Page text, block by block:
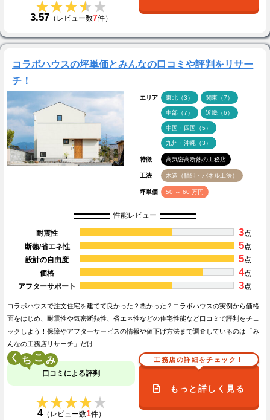
★★★★★
★★★★★
3.57 （レビュー数7件）
コラボハウスの坪単価とみんなの口コミや評判をリサー
チ！
エリア 東北（3） 関東（7）
中部（7） 近畿（6）
中国・四国（5）
九州・沖縄（3）
特徴 高気密高断熱の工務店
工法 木造（軸組・パネル工法）
坪単価 50 ～ 60 万円
性能レビュー
耐震性 3点
断熱/省エネ性
5点
設計の自由度
5点
価格
4点
アフターサポート
3点
コラボハウスで注文住宅を建てて良かった？悪かった？コラボハウスの実例から価格
面をはじめ、耐震性や気密断熱性、省エネ性などの住宅性能など口コミで評判をチェ
ックしよう！保障やアフターサービスの情報や値下げ方法まで調査しているのは「み
んなの工務店リサーチ」だけ…
く こ
口コミによる評判
★★★★★
★★★★★
4（レビュー数1件）
工務店の詳細をチェック！
もっと詳しく見る